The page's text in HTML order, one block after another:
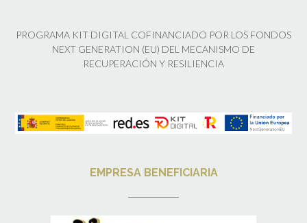
PROGRAMA KIT DIGITAL COFINANCIADO POR LOS FONDOS
NEXT GENERATION (EU) DEL MECANISMO DE
RECUPERACIÓN Y RESILIENCIA
EMPRESA BENEFICIARIA